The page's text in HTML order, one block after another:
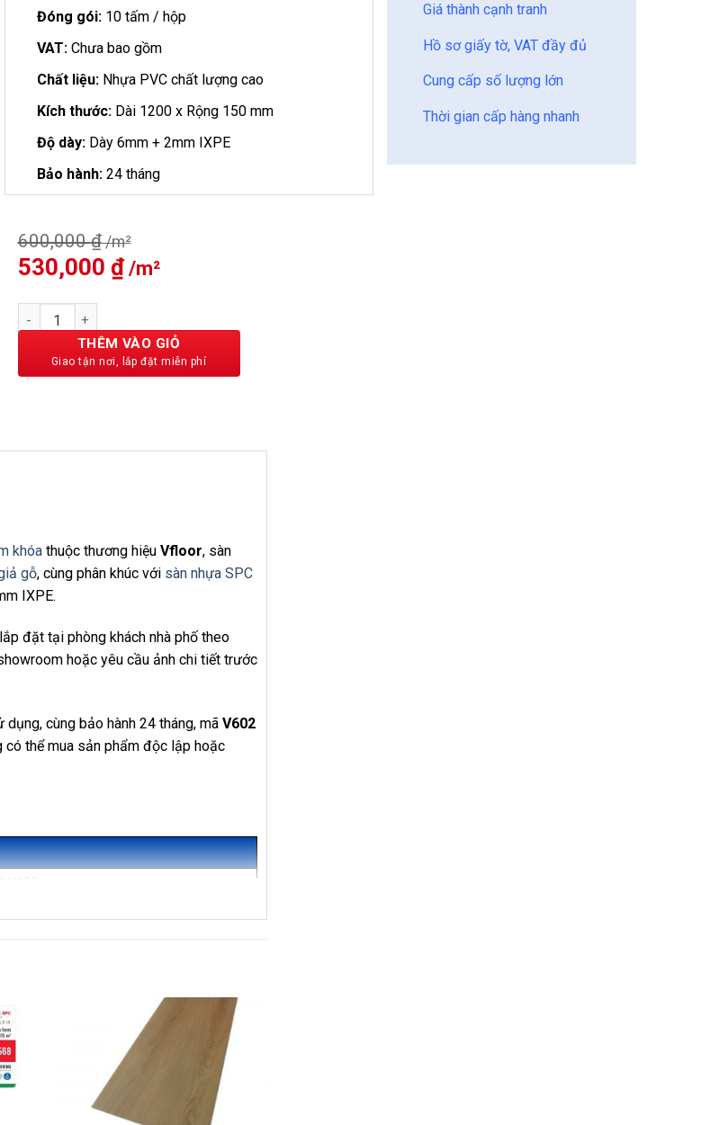
Đóng gói:10 tấm / hộp
VAT:Chưa bao gồm
Chất liệu:Nhựa PVC chất lượng cao
Kích thước:Dài 1200 x Rộng 150 mm
Độ dày:Dày 6mm + 2mm IXPE
Bảo hành:24 tháng
600,000₫
Giá
gốc
là:
600,000 ₫.
530,000 ₫
Giá
530,000 ₫.
Sàn Nhựa Vfloor Perfect 6mm V602 số lượng
THÊM VÀO GIỎ
Giá thành cạnh tranh
Hồ sơ giấy tờ, VAT đầy đủ
Cung cấp số lượng lớn
Thời gian cấp hàng nhanh
khóa thuộc thương hiệu Vfloor, sàn
gỗ, cùng phân khúc với sàn nhựa SPC
IXPE.
đặt tại phòng khách nhà phố theo
hoặc yêu cầu ảnh chi tiết trước
cùng bảo hành 24 tháng, mã V602
có thể mua sản phẩm độc lập hoặc
V602